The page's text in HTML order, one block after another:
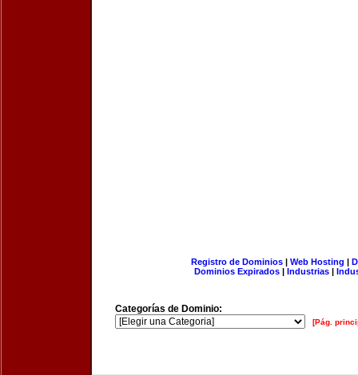
Registro de Dominios| Web Hosting |
Dominios Expirados | Industrias |
Categorías de Dominio:
[Pág.